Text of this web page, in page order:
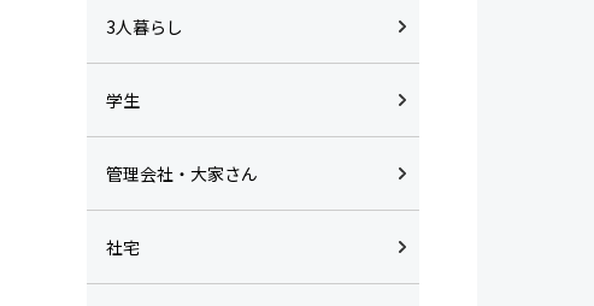
3人暮らし
学生
管理会社・大家さん
社宅